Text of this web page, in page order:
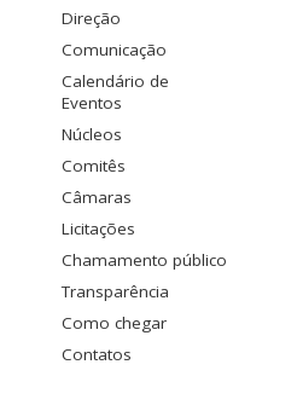
Direção
Comunicação
Calendário de
Eventos
Núcleos
Comitês
Câmaras
Licitações
Chamamento público
Transparência
Como chegar
Contatos